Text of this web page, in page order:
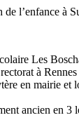
l’enfance à
Les
à
en mairie et
ancien en 3